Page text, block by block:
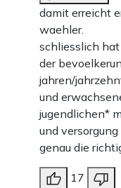
damit erreicht
waehler.
schliesslich
der
jahren/
und
jugendlichen*
und versorgung
genau die
17